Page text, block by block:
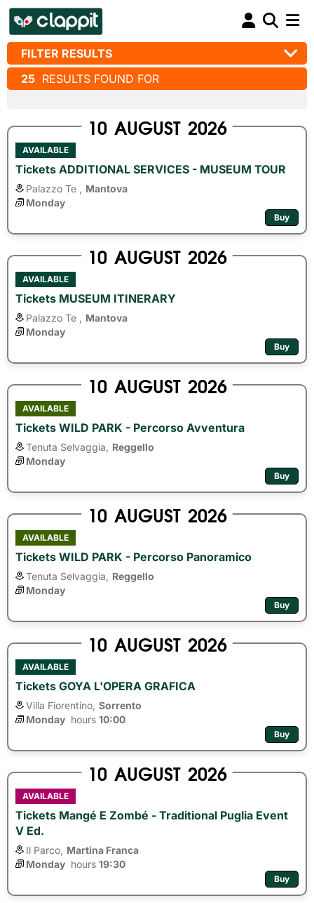
FILTER RESULTS
25 RESULTS FOUND FOR
10 AUGUST 2026
AVAILABLE
Tickets ADDITIONAL SERVICES - MUSEUM TOUR
Palazzo Te ,
Mantova
Monday
Buy
10 AUGUST 2026
AVAILABLE
Tickets MUSEUM ITINERARY
Palazzo Te ,
Mantova
Monday
Buy
10 AUGUST 2026
AVAILABLE
Tickets WILD PARK - Percorso Avventura
Tenuta Selvaggia,
Reggello
Monday
Buy
10 AUGUST 2026
AVAILABLE
Tickets WILD PARK - Percorso Panoramico
Tenuta Selvaggia,
Reggello
Monday
Buy
10 AUGUST 2026
AVAILABLE
Tickets GOYA L'OPERA GRAFICA
Villa Fiorentino, Sorrento
Monday hours 10:00
Buy
10 AUGUST 2026
AVAILABLE
Tickets Mangé E Zombé - Traditional Puglia Event
V Ed.
Il Parco, Martina Franca
Monday hours 19:30
Buy